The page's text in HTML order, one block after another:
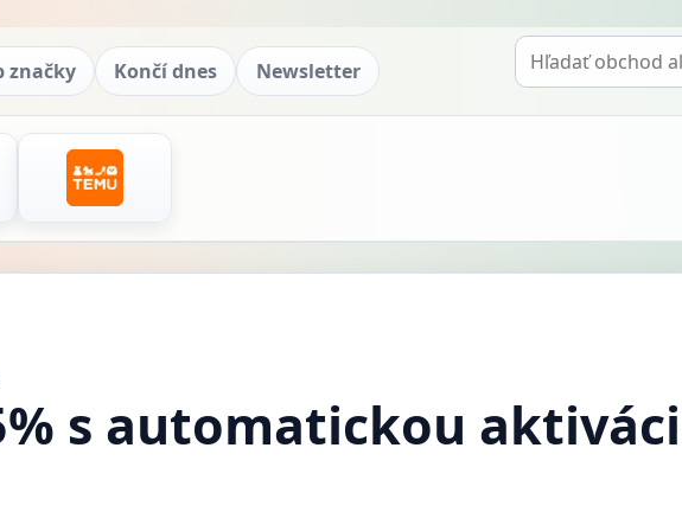
značky Končí dnes Newsletter
Hľadať
s automatickou